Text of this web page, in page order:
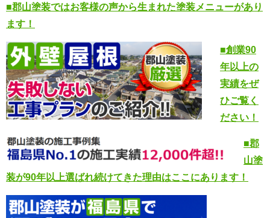
■郡山塗装ではお客様の声から生まれた塗装メニューがあり
ます！
■創業90
年以上の
実績をぜ
ひご覧く
ださい！
■郡
山塗
装が90年以上選ばれ続けてきた理由はここにあります！